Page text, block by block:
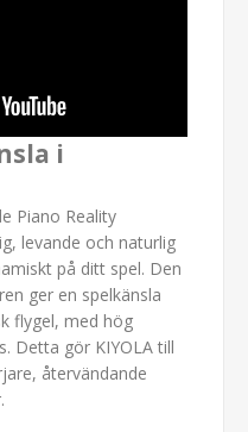
i
Piano Reality
levande och naturlig
på ditt spel. Den
ger en spelkänsla
flygel, med hög
Detta gör KIYOLA till
återvändande